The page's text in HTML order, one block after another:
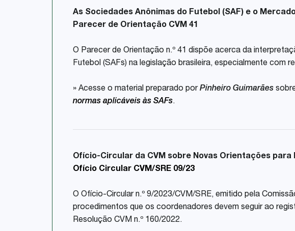
As Sociedades Anônimas do Futebol (SAF) e o
Parecer de Orientação CVM 41
O Parecer de Orientação n.º 41 dispõe acerca da
Futebol (SAFs) na legislação brasileira, especialmente com
» Acesse o material preparado porPinheiro Guimarães
normas aplicáveis às SAFs.
Ofício-Circular da CVM sobre Novas Orientações
Ofício Circular CVM/SRE 09/23
O Ofício-Circular n.º 9/2023/CVM/SRE, emitido pela
procedimentos que os coordenadores devem seguir ao
Resolução CVM n.º 160/2022.